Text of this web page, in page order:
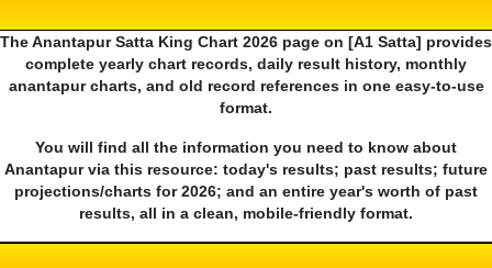
The Anantapur Satta King Chart 2026 page on [A1 Satta] provides
complete yearly chart records, daily result history, monthly
anantapur charts, and old record references in one easy-to-use
format.
You will find all the information you need to know about
Anantapur via this resource: today's results; past results; future
projections/charts for 2026; and an entire year's worth of past
results, all in a clean, mobile-friendly format.